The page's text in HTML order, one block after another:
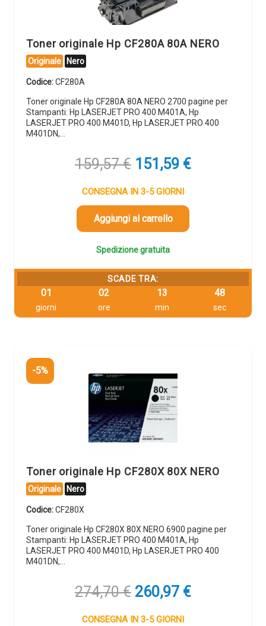
Toner originale Hp CF280A 80A NERO
Originale Nero
Codice:CF280A
Toner originale Hp CF280A 80A NERO 2700 pagine per
Stampanti: Hp LASERJET PRO 400 M401A, Hp
LASERJET PRO 400 M401D, Hp LASERJET PRO 400
M401DN,…
159,57€ Il
originale
era:
159,57 €.
151,59 €Il
CONSEGNA IN 3-5 GIORNI
Aggiungi al carrello
Spedizione gratuita
SCADE TRA:
01
giorni
02
ore
13
min
47
sec
-5%
Toner originale Hp CF280X 80X NERO
Originale Nero
Codice:CF280X
Toner originale Hp CF280X 80X NERO 6900 pagine per
Stampanti: Hp LASERJET PRO 400 M401A, Hp
LASERJET PRO 400 M401D, Hp LASERJET PRO 400
M401DN,…
274,70€ Il
originale
260,97 €Il
CONSEGNA IN 3-5 GIORNI